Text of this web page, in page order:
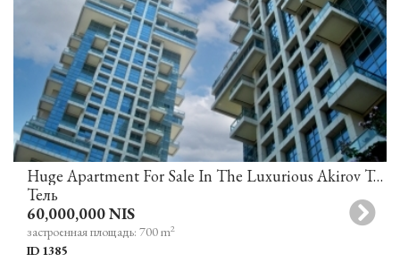
Huge Apartment For Sale In The Luxurious Akirov Towers Tel Aviv
Тель
60,000,000 NIS
застроенная площадь: 700 m2
ID 1385